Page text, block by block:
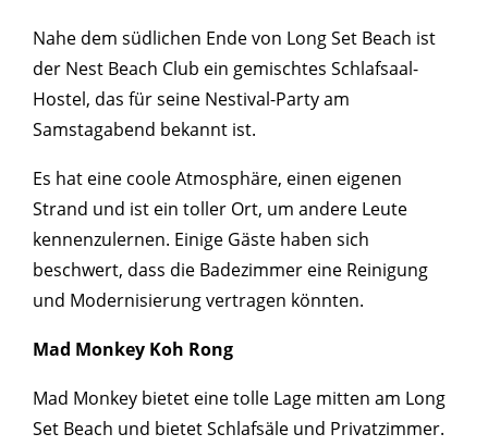
Nahe dem südlichen Ende von Long Set Beach ist
der Nest Beach Club ein gemischtes Schlafsaal-
Hostel, das für seine Nestival-Party am
Samstagabend bekannt ist.
Es hat eine coole Atmosphäre, einen eigenen
Strand und ist ein toller Ort, um andere Leute
kennenzulernen. Einige Gäste haben sich
beschwert, dass die Badezimmer eine Reinigung
und Modernisierung vertragen könnten.
Mad Monkey Koh Rong
Mad Monkey bietet eine tolle Lage mitten am Long
Set Beach und bietet Schlafsäle und Privatzimmer.